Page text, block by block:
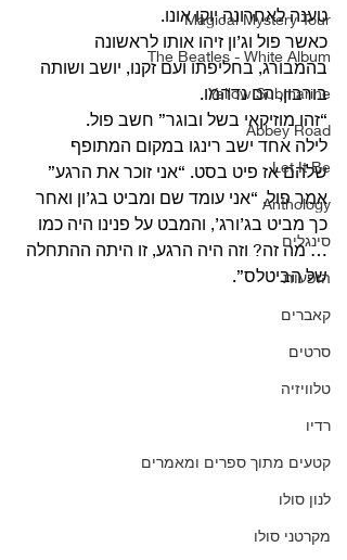
Magical Mystery Tour
The Beatles - White Album
Yellow Submarine
Abbey Road
Let It Be
Anthology
סינגלים
הופעות
קאברים
סרטים
טלוויזיה
רדיו
קטעים מתוך ספרים ומאמרים
לנון סולו
מקרטני סולו
טענה לאחרונה יוקו אונו.
כאשר פול וג’ון זיהו אותו לראשונה
בהמבורג, בחליפתו ועם זקנו, יושב ושותה
בורבון, הם נדהמו.
“זהו מוזיקאי בשל ובוגר” חשב פול.
לילה אחד ישב רינגו במקום המתופף
שלהם אז פיט בסט. “אני זוכר את הרגע”
אמר פול, “אני עומד שם ומביט בג’ון ואחר
כך מביט בג’ורג’, והמבט על פנינו היה כמו
… מה זה? וזה היה הרגע, זו היתה ההתחלה
של הביטלס”.